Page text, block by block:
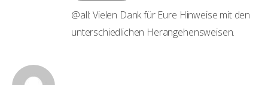
@all: Vielen Dank für Eure Hinweise mit den
unterschiedlichen Herangehensweisen.